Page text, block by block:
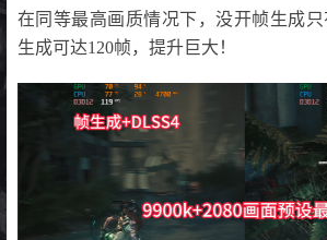
在同等最高画质情况下，没开帧生成只
生成可达120帧，提升巨大！